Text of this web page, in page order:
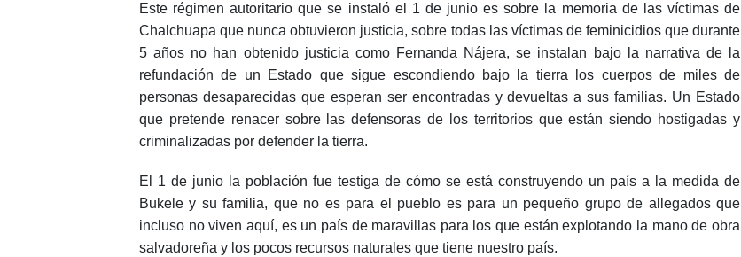
Este régimen autoritario que se instaló el 1 de junio es sobre la memoria de las víctimas de
Chalchuapa que nunca obtuvieron justicia, sobre todas las víctimas de feminicidios que durante
5 años no han obtenido justicia como Fernanda Nájera, se instalan bajo la narrativa de la
refundación de un Estado que sigue escondiendo bajo la tierra los cuerpos de miles de
personas desaparecidas que esperan ser encontradas y devueltas a sus familias. Un Estado
que pretende renacer sobre las defensoras de los territorios que están siendo hostigadas y
criminalizadas por defender la tierra.
El 1 de junio la población fue testiga de cómo se está construyendo un país a la medida de
Bukele y su familia, que no es para el pueblo es para un pequeño grupo de allegados que
incluso no viven aquí, es un país de maravillas para los que están explotando la mano de obra
salvadoreña y los pocos recursos naturales que tiene nuestro país.